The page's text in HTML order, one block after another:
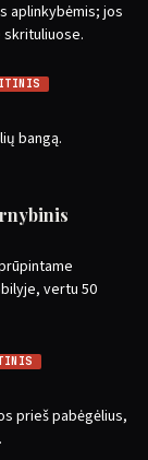
aplinkybėmis; jos
bangą.
vertu 50
prieš pabėgėlius,